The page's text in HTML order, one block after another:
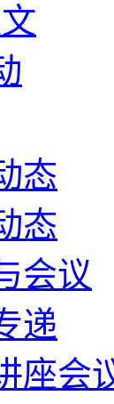
态
态
会议
递
座会